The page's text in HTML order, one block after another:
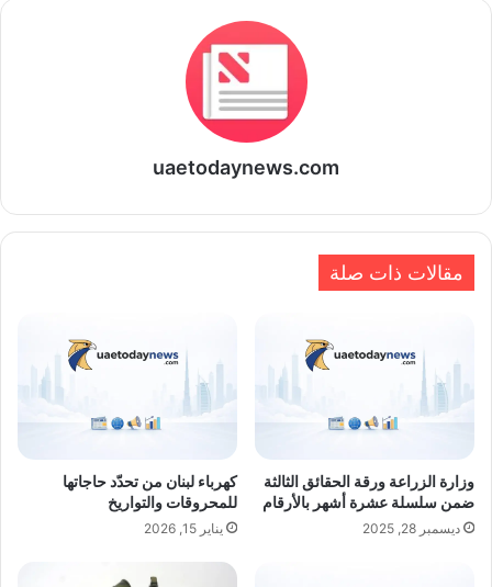
uaetodaynews.com
مقالات ذات صلة
وزارة الزراعة ورقة الحقائق الثالثة
ضمن سلسلة عشرة أشهر بالأرقام
ديسمبر 28, 2025
كهرباء لبنان من تحدّد حاجاتها
للمحروقات والتواريخ
يناير 15, 2026